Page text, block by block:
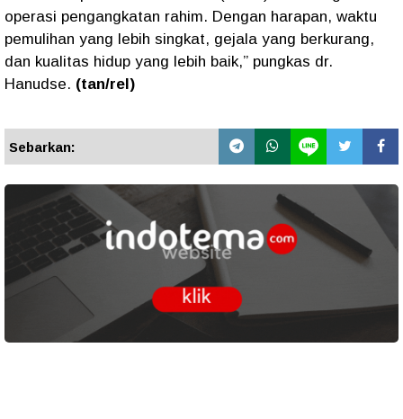
operasi pengangkatan rahim. Dengan harapan, waktu
pemulihan yang lebih singkat, gejala yang berkurang,
dan kualitas hidup yang lebih baik,” pungkas dr.
Hanudse. (tan/rel)
Sebarkan: